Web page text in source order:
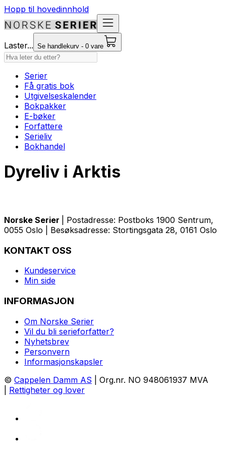
Hopp til hovedinnhold
Laster... Se handlekurv - 0 vare
Serier
Få gratis bok
Utgivelseskalender
Bokpakker
E-bøker
Forfattere
Serieliv
Bokhandel
Dyreliv i Arktis
Norske Serier
| Postadresse: Postboks 1900 Sentrum,
0055 Oslo | Besøksadresse: Stortingsgata 28, 0161 Oslo
KONTAKT OSS
Kundeservice
Min side
INFORMASJON
Om Norske Serier
Vil du bli serieforfatter?
Nyhetsbrev
Personvern
Informasjonskapsler
© Cappelen Damm AS | Org.nr. NO 948061937 MVA
Rettigheter og lover